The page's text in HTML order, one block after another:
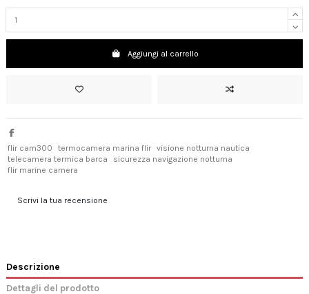
Aggiungi al carrello
flir cam300 termocamera marina flir visione notturna nautica
telecamera termica barca
sicurezza navigazione notturna
flir marine camera
Scrivi la tua recensione
Descrizione
Dettagli del prodotto